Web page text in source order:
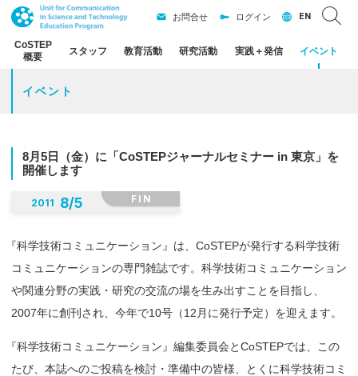
CoSTEP
概要
スタッフ 教育活動 研究活動 実践＋発信 イベント
お問合せ ログイン EN
イベント
8月 5 日 （金） に 「CoSTEPジャーナルセミナー in 東京」を
開催します
FIN
2011 8/5
『科学技術コミュニケーション』は、CoSTEPが発行する科学技術
コミュニケーションの専門雑誌です。科学技術コミュニケーション
や関連分野の実践・研究の交流の場を生み出すことを目指し、
2007年に創刊され、今年で10号（12月に発行予定）を迎えます。
『科学技術コミュニケーション』編集委員会とCoSTEPでは、この
たび、本誌へのご投稿を検討・準備中の皆様、とくに科学技術コミ